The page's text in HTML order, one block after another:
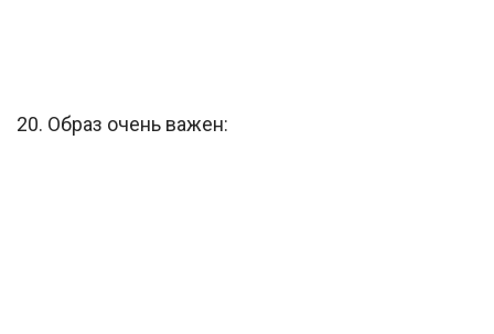
20. Образ очень важен: